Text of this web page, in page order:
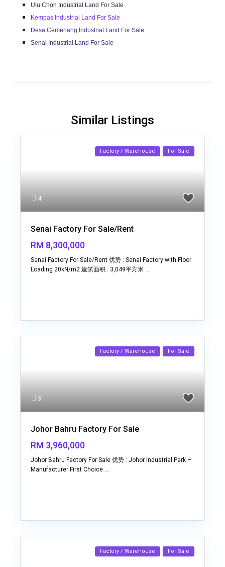
Ulu Choh Industrial Land For Sale
Kempas Industrial Land For Sale
Desa Cemerlang Industrial Land For Sale
Senai Industrial Land For Sale
Similar Listings
4
Factory / Warehouse For Sale
Senai Factory For Sale/Rent
RM 8,300,000
Senai Factory For Sale/Rent 优势 : Senai Factory with Floor
Loading 20kN/m2 建筑面积 : 3,049平方米 ...
3
Factory / Warehouse For Sale
Johor Bahru Factory For Sale
RM 3,960,000
Johor Bahru Factory For Sale 优势 : Johor Industrial Park –
Manufacturer First Choice ...
Factory / Warehouse For Sale